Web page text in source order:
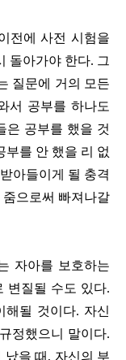
전에 사전 시험을
돌아가야 한다. 그
질문에 거의 모든
서 공부를 하나도
은 공부를 했을 것
부를 안 했을 리 없
아들이게 될 충격
으로써 빠져나갈
자아를 보호하는
변질될 수도 있다.
해될 것이다. 자신
정했으니 말이다.
났을 때, 자신의 부